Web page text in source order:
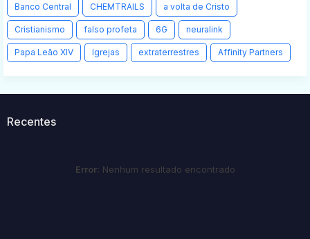
Banco Central CHEMTRAILS a volta de Cristo
Cristianismo falso profeta 6G neuralink
Papa Leão XIV Igrejas extraterrestres Affinity Partners
Recentes
Error: Nenhum resultado encontrado